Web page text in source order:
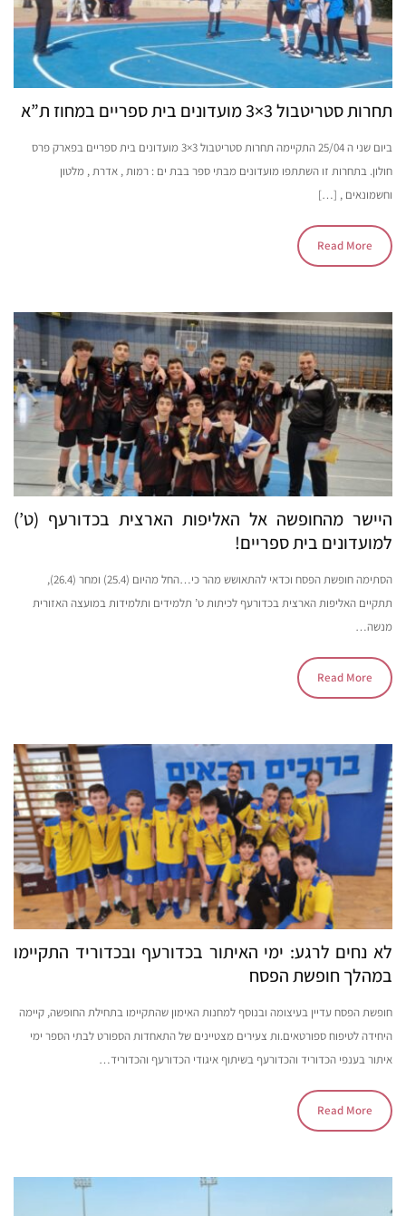
תחרות סטריטבול 3×3 מועדונים בית ספריים במחוז ת”א
ביום שני ה 25/04 התקיימה תחרות סטריטבול 3×3 מועדונים בית ספריים בפארק פרס
חולון. בתחרות זו השתתפו מועדונים מבתי ספר בבת ים : רמות , אדרת , מלטון
וחשמונאים , […]
Read More
היישר מהחופשה אל האליפות הארצית בכדורעף (ט’)
למועדונים בית ספריים!
הסתימה חופשת הפסח וכדאי להתאושש מהר כי…החל מהיום (25.4) ומחר (26.4),
תתקיים האליפות הארצית בכדורעף לכיתות ט’ תלמידים ותלמידות במועצה האזורית
מנשה…
Read More
לא נחים לרגע: ימי האיתור בכדורעף ובכדוריד התקיימו
במהלך חופשת הפסח
חופשת הפסח עדיין בעיצומה ובנוסף למחנות האימון שהתקיימו בתחילת החופשה, קיימה
היחידה לטיפוח ספורטאים.ות צעירים מצטיינים של התאחדות הספורט לבתי הספר ימי
איתור בענפי הכדוריד והכדורעף בשיתוף איגודי הכדורעף והכדוריד…
Read More